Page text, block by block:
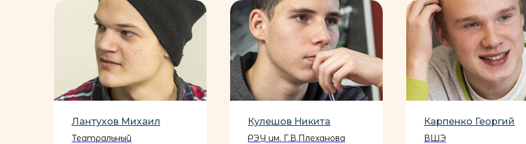
Лантухов Михаил
Театральный
Кулешов Никита
РЭУ им. Г.В.Плеханова
Карпенко Георгий
ВШЭ